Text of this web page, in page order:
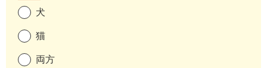
犬
猫
両方